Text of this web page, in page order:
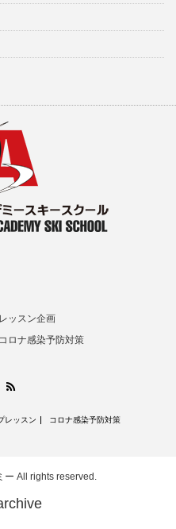
レッスン企画
コロナ感染予防対策
Facebook
レッスン コロナ感染予防対策
ー All rights reserved.